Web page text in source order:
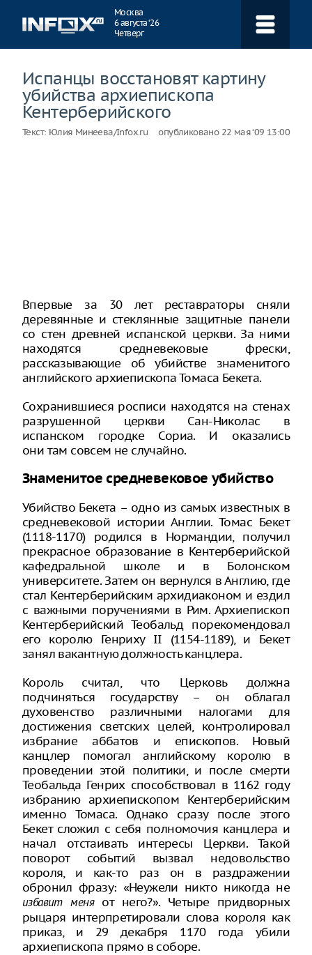
Москва
6 августа ‘26
Четверг
Испанцы восстановят картину
убийства архиепископа
Кентерберийского
Текст: Юлия Минеева/Infox.ru опубликовано 22 мая ‘09 13:00
Впервые за 30 лет реставраторы сняли
деревянные и стеклянные защитные панели
со стен древней испанской церкви. За ними
находятся средневековые фрески,
рассказывающие об убийстве знаменитого
английского архиепископа Томаса Бекета.
Сохранившиеся росписи находятся на стенах
разрушенной церкви Сан-Николас в
испанском городке Сориа. И оказались
они там совсем не случайно.
Знаменитое средневековое убийство
Убийство Бекета – одно из самых известных в
средневековой истории Англии. Томас Бекет
(1118-1170) родился в Нормандии, получил
прекрасное образование в Кентерберийской
кафедральной школе и в Болонском
университете. Затем он вернулся в Англию, где
стал Кентерберийским архидиаконом и ездил
с важными поручениями в Рим. Архиепископ
Кентерберийский Теобальд порекомендовал
его королю Генриху II (1154-1189), и Бекет
занял вакантную должность канцлера.
Король считал, что Церковь должна
подчиняться государству – он облагал
духовенство различными налогами для
достижения светских целей, контролировал
избрание аббатов и епископов. Новый
канцлер помогал английскому королю в
проведении этой политики, и после смерти
Теобальда Генрих способствовал в 1162 году
избранию архиепископом Кентерберийским
именно Томаса. Однако сразу после этого
Бекет сложил с себя полномочия канцлера и
начал отстаивать интересы Церкви. Такой
поворот событий вызвал недовольство
короля, и как-то раз он в раздражении
обронил фразу: «Неужели никто никогда не
избавит меняот него?». Четыре придворных
рыцаря интерпретировали слова короля как
приказ, и 29 декабря 1170 года убили
архиепископа прямо в соборе.